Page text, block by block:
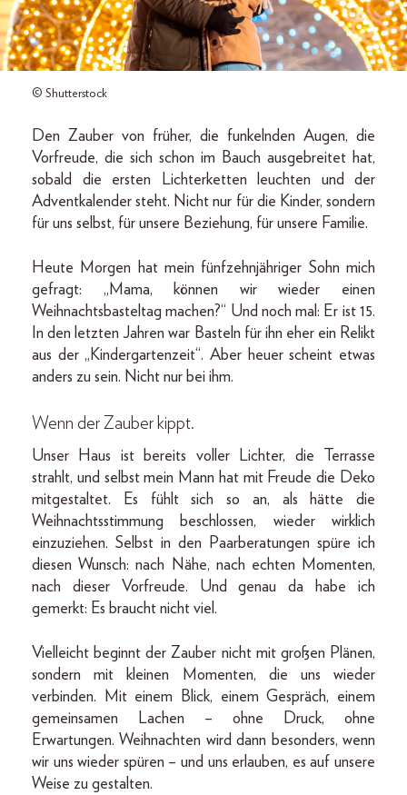
© Shutterstock
Den Zauber von früher, die funkelnden Augen, die
Vorfreude, die sich schon im Bauch ausgebreitet hat,
sobald die ersten Lichterketten leuchten und der
Adventkalender steht. Nicht nur für die Kinder, sondern
für uns selbst, für unsere Beziehung, für unsere Familie.
Heute Morgen hat mein fünfzehnjähriger Sohn mich
gefragt: „Mama, können wir wieder einen
Weihnachtsbasteltag machen?“ Und noch mal: Er ist 15.
In den letzten Jahren war Basteln für ihn eher ein Relikt
aus der „Kindergartenzeit“. Aber heuer scheint etwas
anders zu sein. Nicht nur bei ihm.
Wenn der Zauber kippt.
Unser Haus ist bereits voller Lichter, die Terrasse
strahlt, und selbst mein Mann hat mit Freude die Deko
mitgestaltet. Es fühlt sich so an, als hätte die
Weihnachtsstimmung beschlossen, wieder wirklich
einzuziehen. Selbst in den Paarberatungen spüre ich
diesen Wunsch: nach Nähe, nach echten Momenten,
nach dieser Vorfreude. Und genau da habe ich
gemerkt: Es braucht nicht viel.
Vielleicht beginnt der Zauber nicht mit großen Plänen,
sondern mit kleinen Momenten, die uns wieder
verbinden. Mit einem Blick, einem Gespräch, einem
gemeinsamen Lachen – ohne Druck, ohne
Erwartungen. Weihnachten wird dann besonders, wenn
wir uns wieder spüren – und uns erlauben, es auf unsere
Weise zu gestalten.